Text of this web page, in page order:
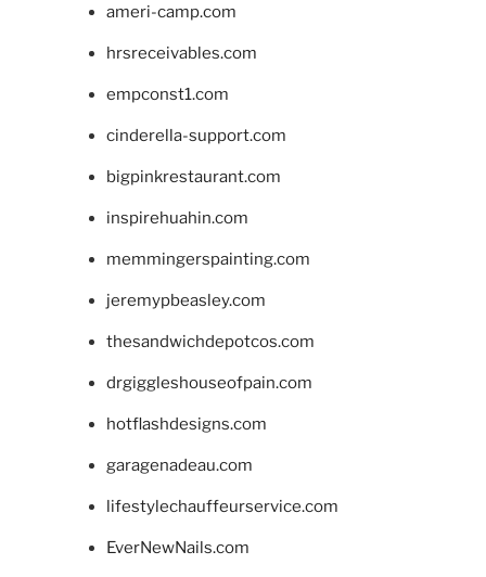
ameri-camp.com
hrsreceivables.com
empconst1.com
cinderella-support.com
bigpinkrestaurant.com
inspirehuahin.com
memmingerspainting.com
jeremypbeasley.com
thesandwichdepotcos.com
drgiggleshouseofpain.com
hotflashdesigns.com
garagenadeau.com
lifestylechauffeurservice.com
EverNewNails.com